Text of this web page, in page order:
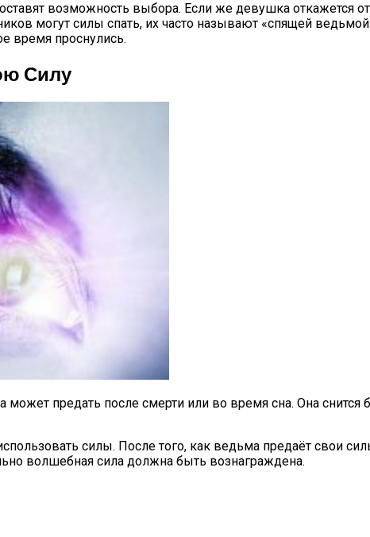
возможность выбора. Если же девушка откажется
могут силы спать, их часто называют «спящей
время проснулись.
Силу
предать после смерти или во время сна. Она
силы. После того, как ведьма предаёт свои
волшебная сила должна быть вознаграждена.